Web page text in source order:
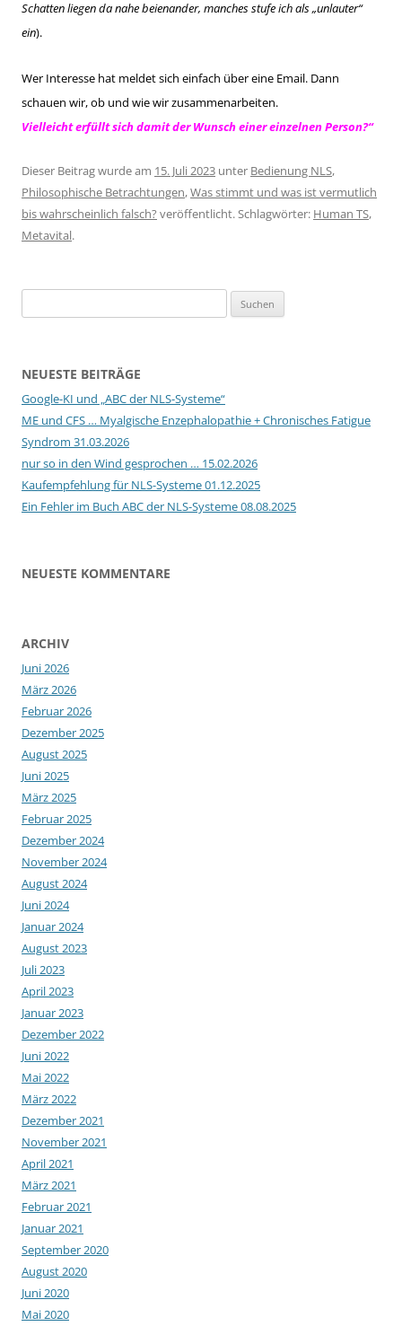
Schatten liegen da nahe beienander, manches stufe ich als „unlauter“
ein).
Wer Interesse hat meldet sich einfach über eine Email. Dann
schauen wir, ob und wie wir zusammenarbeiten.
Vielleicht erfüllt sich damit der Wunsch einer einzelnen Person?“
Dieser Beitrag wurde am 15. Juli 2023 unter Bedienung NLS,
Philosophische Betrachtungen,Was stimmt und was ist vermutlich
bis wahrscheinlich falsch? veröffentlicht. Schlagwörter: Human TS,
Metavital.
nach:
NEUESTE BEITRÄGE
Google-KI und „ABC der NLS-Systeme“
ME und CFS … Myalgische Enzephalopathie + Chronisches Fatigue
Syndrom 31.03.2026
nur so in den Wind gesprochen … 15.02.2026
Kaufempfehlung für NLS-Systeme 01.12.2025
Ein Fehler im Buch ABC der NLS-Systeme 08.08.2025
NEUESTE KOMMENTARE
ARCHIV
Juni 2026
März 2026
Februar 2026
Dezember 2025
August 2025
Juni 2025
März 2025
Februar 2025
Dezember 2024
November 2024
August 2024
Juni 2024
Januar 2024
August 2023
Juli 2023
April 2023
Januar 2023
Dezember 2022
Juni 2022
Mai 2022
März 2022
Dezember 2021
November 2021
April 2021
März 2021
Februar 2021
Januar 2021
September 2020
August 2020
Juni 2020
Mai 2020